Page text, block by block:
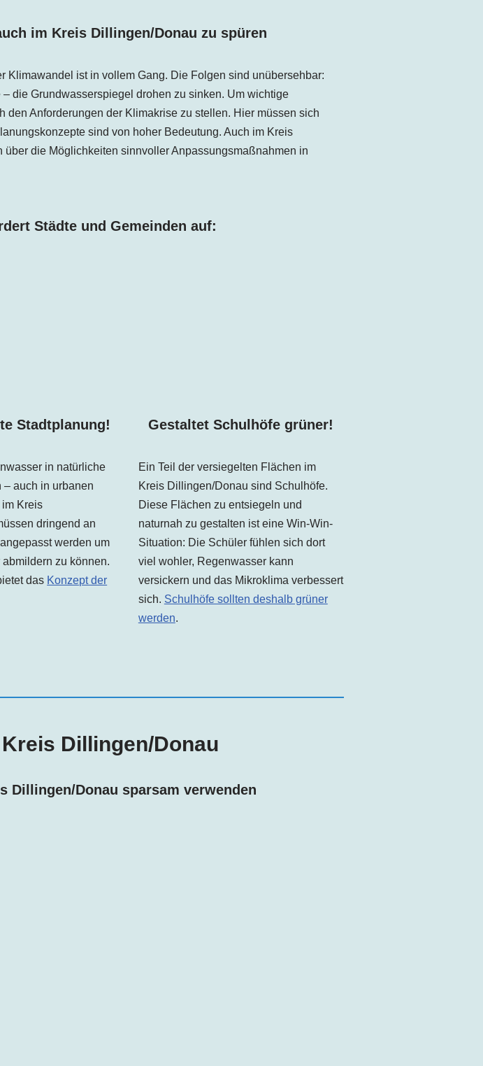
im Kreis Dillingen/Donau zu spüren
Klimawandel ist in vollem Gang. Die Folgen sind unübersehbar:
die Grundwasserspiegel drohen zu sinken. Um wichtige
Anforderungen der Klimakrise zu stellen. Hier müssen sich
sind von hoher Bedeutung. Auch im Kreis
die Möglichkeiten sinnvoller Anpassungsmaßnahmen in
Städte und Gemeinden auf:
Stadtplanung!
in natürliche
– auch in urbanen
im Kreis
dringend an
werden um
zu können.
das Konzept der
Gestaltet Schulhöfe grüner!
Ein Teil der versiegelten Flächen im
Kreis Dillingen/Donau sind Schulhöfe.
Diese Flächen zu entsiegeln und
naturnah zu gestalten ist eine Win-Win-
Situation: Die Schüler fühlen sich dort
viel wohler, Regenwasser kann
versickern und das Mikroklima verbessert
sich. Schulhöfe sollten deshalb grüner
werden.
Dillingen/Donau
Dillingen/Donau sparsam verwenden